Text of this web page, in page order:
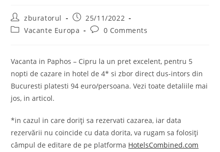
Post
author:
zburatorul
Post
published:
25/11/2022
PostVacante Europa
Post0 Comments
Vacanta in Paphos – Cipru la un pret excelent, pentru 5
nopti de cazare in hotel de 4* si zbor direct dus-intors din
Bucuresti platesti 94 euro/persoana. Vezi toate detaliile mai
jos, in articol.
*in cazul in care doriți sa rezervati cazarea, iar data
rezervării nu coincide cu data dorita, va rugam sa folosiți
câmpul de editare de pe platforma HotelsCombined.com